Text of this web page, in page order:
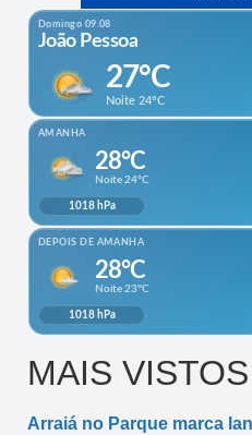
MAIS VISTOS
Arraiá no Parque marca